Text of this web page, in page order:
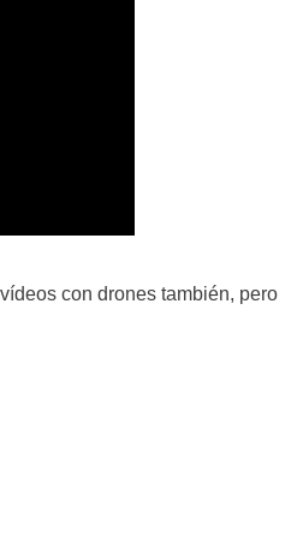
con drones también, pero